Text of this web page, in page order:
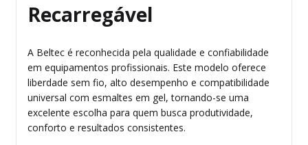
Recarregável
A Beltec é reconhecida pela qualidade e confiabilidade
em equipamentos profissionais. Este modelo oferece
liberdade sem fio, alto desempenho e compatibilidade
universal com esmaltes em gel, tornando-se uma
excelente escolha para quem busca produtividade,
conforto e resultados consistentes.